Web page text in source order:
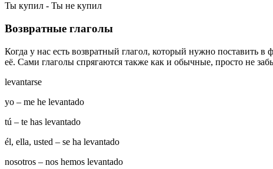
Ты купил - Ты не купил
Возвратные глаголы
Когда у нас есть возвратный глагол, который нужно поставить
её. Сами глаголы спрягаются также как и обычные, просто не
levantarse
yo – me he levantado
tú – te has levantado
él, ella, usted – se ha levantado
nosotros – nos hemos levantado